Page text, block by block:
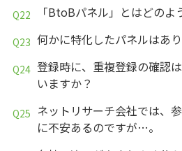
「BtoBパネル」とはどのよ
何かに特化したパネルはあ
登録時に、重複登録の確認
いますか？
ネットリサーチ会社では、
に不安あるのですが…。